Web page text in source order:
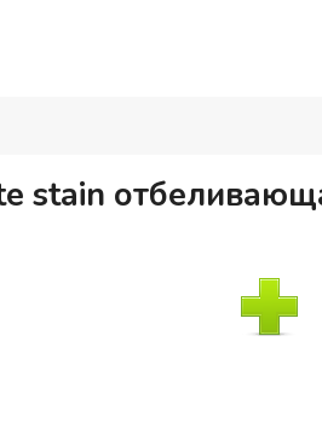
stain